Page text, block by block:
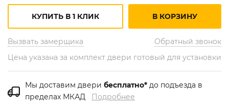
Вызвать замерщика Обратный звонок
КУПИТЬ В 1 КЛИК В КОРЗИНУ
Цена указана за комплект двери готовый для установки
Мы доставим двери бесплатно* до подъезда в
пределах МКАД Подробнее